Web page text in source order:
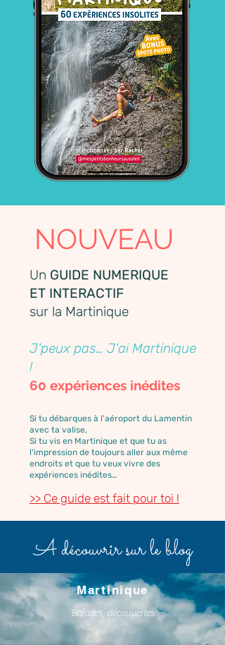
NOUVEAU
Un GUIDE NUMERIQUE
ET INTERACTIF
sur la Martinique
J'peux pas… J'ai Martinique
!
60 expériences inédites
Si tu débarques à l'aéroport du Lamentin
avec ta valise,
Si tu vis en Martinique et que tu as
l'impression de toujours aller aux même
endroits et que tu veux vivre des
expériences inédites…
>> Ce guide est fait pour toi !
A découvrir sur le blog
Martinique
Balades, découvertes